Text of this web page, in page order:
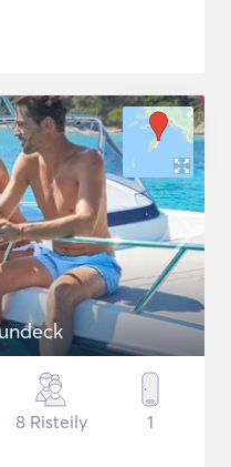
8 Risteily 1